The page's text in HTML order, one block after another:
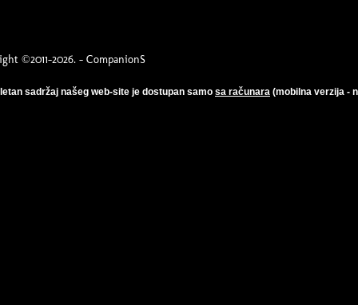
©2011-2026. - CompanionS
sadržaj našeg web-site je dostupan samo sa računara (mobilna verzija -